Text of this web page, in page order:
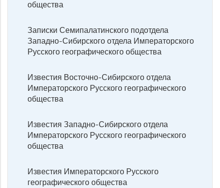
общества
Записки Семипалатинского подотдела
Западно-Сибирского отдела Императорского
Русского географического общества
Известия Восточно-Сибирского отдела
Императорского Русского географического
общества
Известия Западно-Сибирского отдела
Императорского Русского географического
общества
Известия Императорского Русского
географического общества